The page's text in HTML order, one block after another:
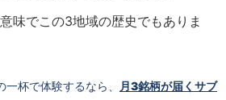
味でこの3地域の歴史でもありま
杯で体験するなら、
月3銘柄が届くサブ